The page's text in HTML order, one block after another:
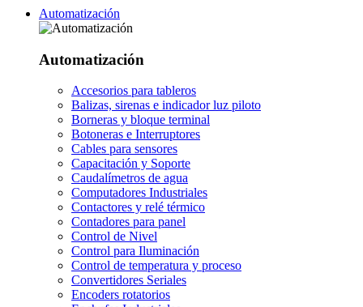
Automatización
Automatización
Accesorios para tableros
Balizas, sirenas e indicador luz piloto
Borneras y bloque terminal
Botoneras e Interruptores
Cables para sensores
Capacitación y Soporte
Caudalímetros de agua
Computadores Industriales
Contactores y relé térmico
Contadores para panel
Control de Nivel
Control para Iluminación
Control de temperatura y proceso
Convertidores Seriales
Encoders rotatorios